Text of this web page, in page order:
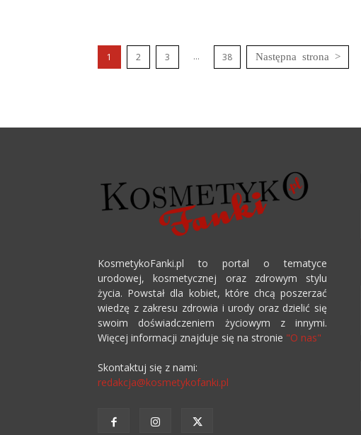
1 2 3 ... 38
KosmetykoFanki.pl to portal o tematyce
urodowej, kosmetycznej oraz zdrowym stylu
życia. Powstał dla kobiet, które chcą poszerzać
wiedzę z zakresu zdrowia i urody oraz dzielić się
swoim doświadczeniem życiowym z innymi.
Więcej informacji znajduje się na stronie "O nas"
Skontaktuj się z nami:
redakcja@kosmetykofanki.pl